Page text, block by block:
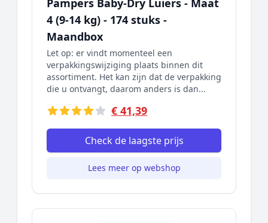
Pampers Baby-Dry Luiers - Maat
4 (9-14 kg) - 174 stuks -
Maandbox
Let op: er vindt momenteel een
verpakkingswijziging plaats binnen dit
assortiment. Het kan zijn dat de verpakking
die u ontvangt, daarom anders is dan...
€ 41,39
Check de laagste prijs
Lees meer op webshop